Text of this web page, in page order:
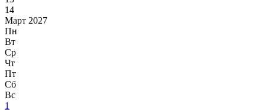
14
Март 2027
Пн
Вт
Ср
Чт
Пт
Сб
Вс
1